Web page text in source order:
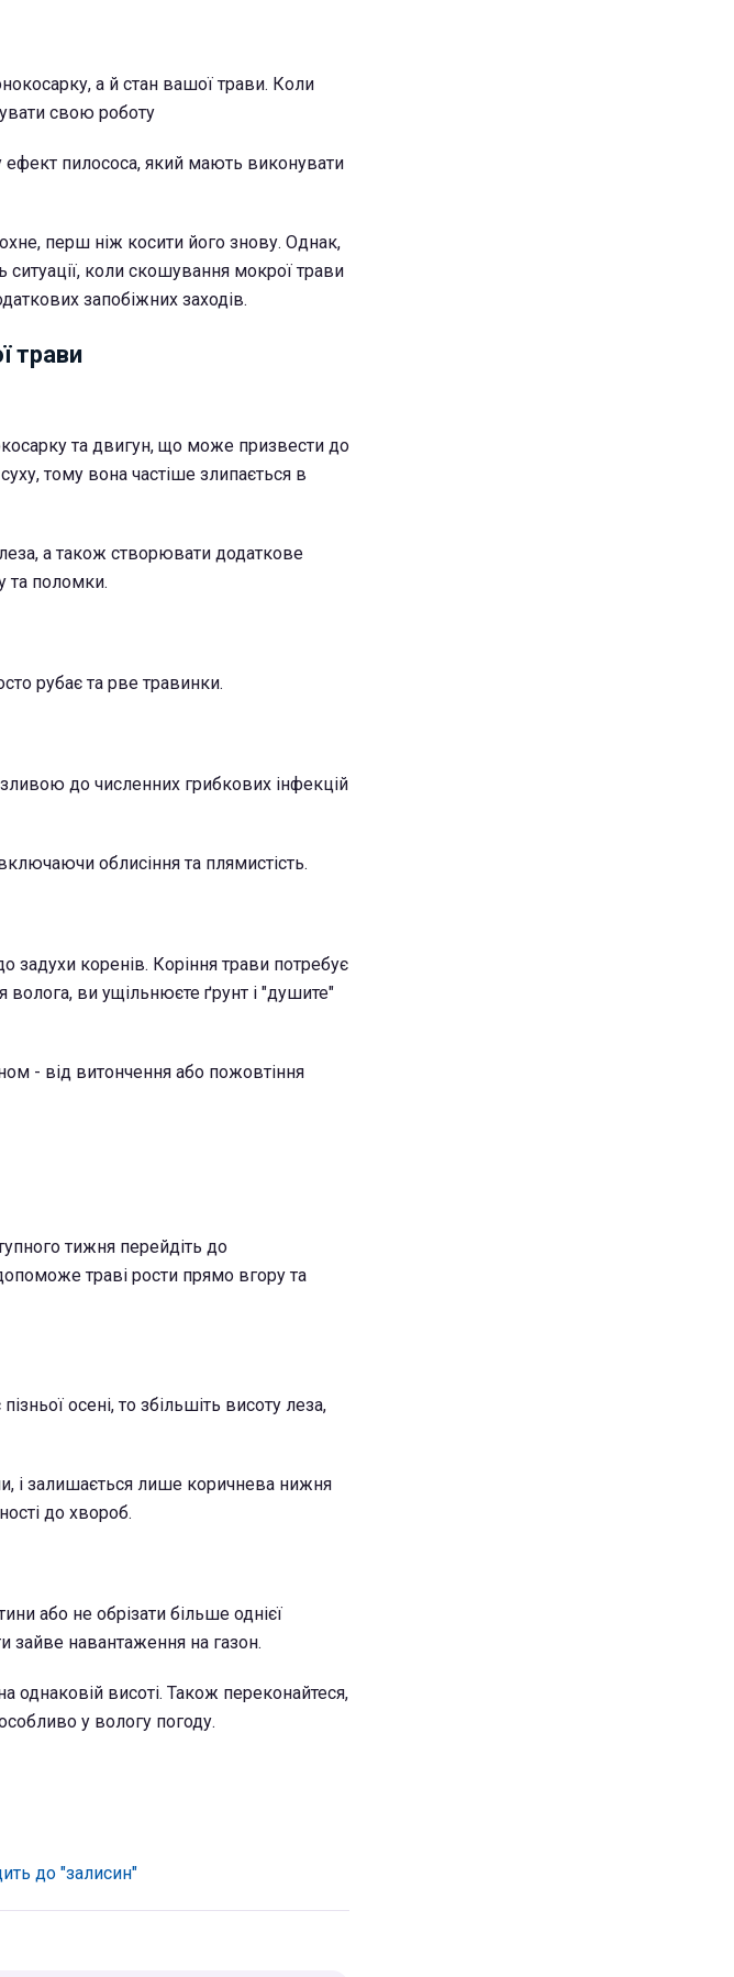
а й стан вашої трави. Коли
свою роботу
ефект пилососа, який мають виконувати
перш ніж косити його знову. Однак,
коли скошування мокрої трави
запобіжних заходів.
трави
та двигун, що може призвести до
тому вона частіше злипається в
а також створювати додаткове
та поломки.
рубає та рве травинки.
до численних грибкових інфекцій
облисіння та плямистість.
коренів. Коріння трави потребує
ви ущільнюєте ґрунт і "душите"
- від витончення або пожовтіння
тижня перейдіть до
траві рости прямо вгору та
осені, то збільшіть висоту леза,
і залишається лише коричнева нижня
до хвороб.
або не обрізати більше однієї
зайве навантаження на газон.
однаковій висоті. Також переконайтеся,
у вологу погоду.
до "залисин"